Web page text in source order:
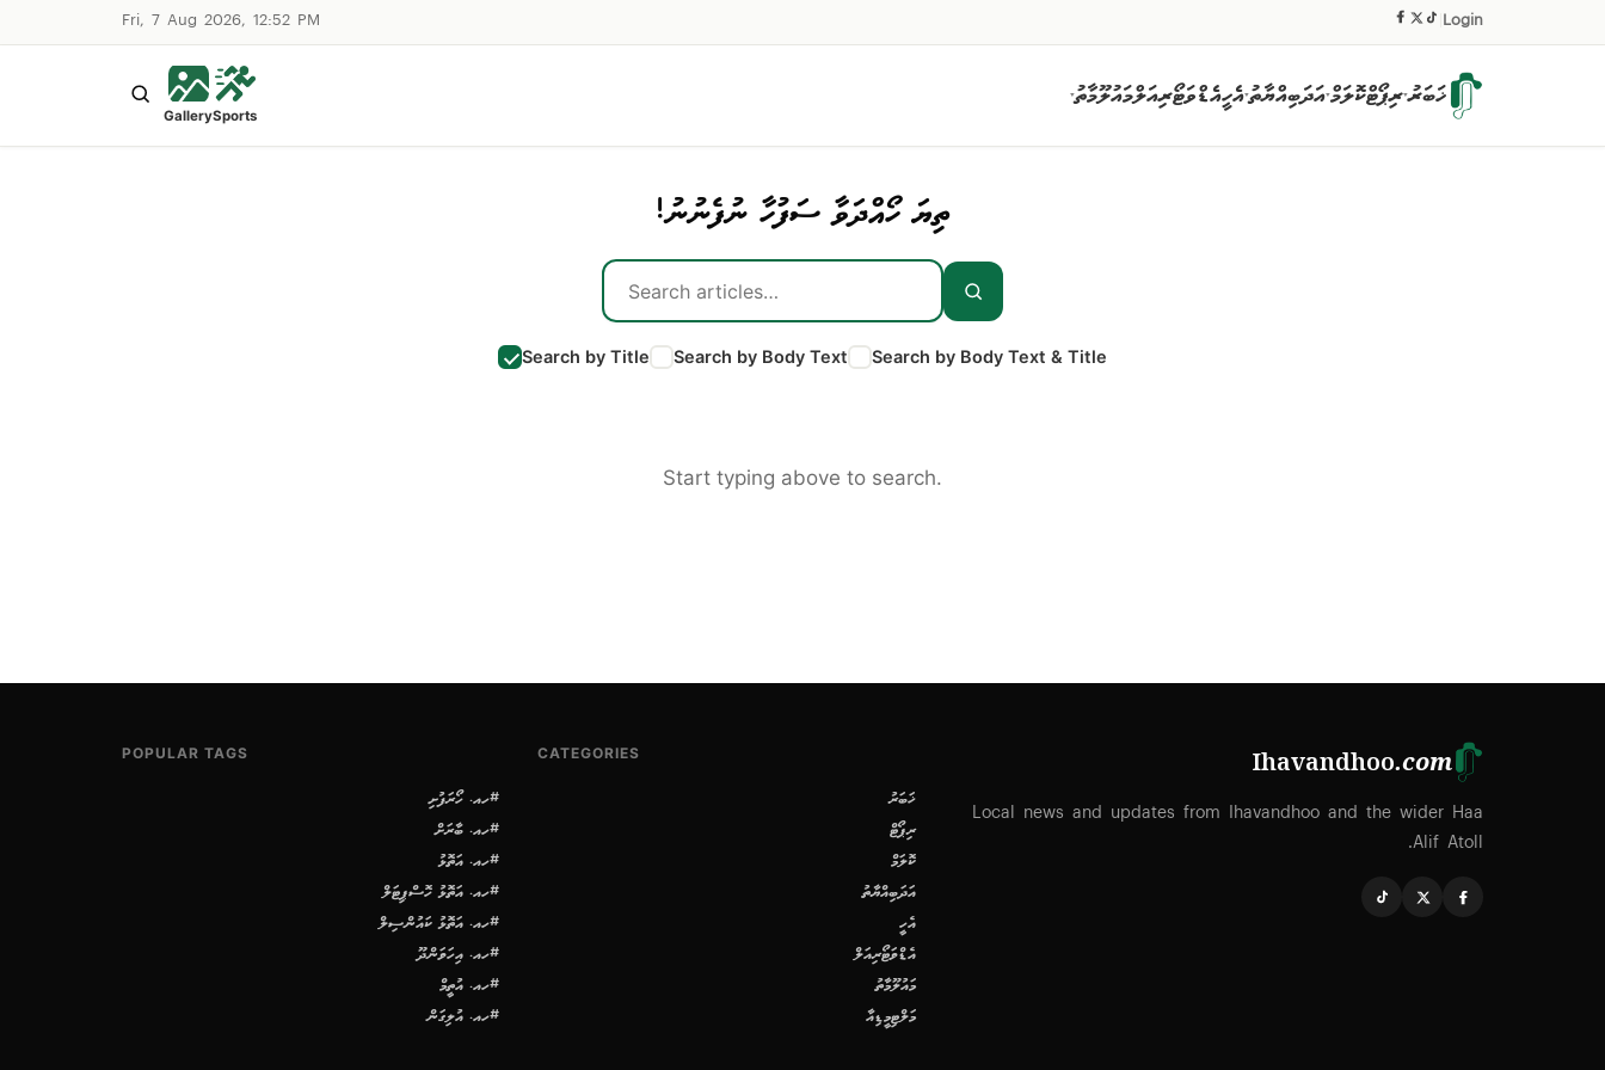
Fri, 7 Aug 2026, 12:52 PM Login
ޚަބަރު▾ރިޕޯޓްކޮލަމް▾އަދަބިއްޔާތު▾އެހީއެޑްވަޓޯރިއަލްމައުލޫމާތު▾
Sports
Gallery
ތިޔަ ހޯއްދަވާ ސަފުހާ ނުފެނުނު!
Search by Title Search by Body Text Search by Body Text & Title
Start typing above to search.
Ihavandhoo.com
Local news and updates from Ihavandhoo and the wider Haa
Alif Atoll.
CATEGORIES
ޚަބަރު
ރިޕޯޓް
ކޮލަމް
އަދަބިއްޔާތު
އެހީ
އެޑްވަޓޯރިއަލް
މައުލޫމާތު
މަލްޓިމީޑިއާ
POPULAR TAGS
#ހއ. ހޯރަފުށި
#ހއ. ބާރަށް
#ހއ. އަތޮޅު
#ހއ. އަތޮޅު ހޮސްޕިޓަލް
#ހއ. އަތޮޅު ކައުންސިލް
#ހއ. އިހަވަންދޫ
#ހއ. އުތީމް
#ހއ. އުލިގަން